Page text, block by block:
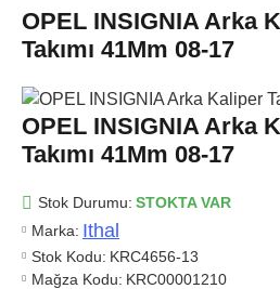
OPEL INSIGNIA Arka
Takımı 41Mm 08-17
OPEL INSIGNIA Arka
Takımı 41Mm 08-17
Stok Durumu: STOKTA VAR
Marka: Ithal
Stok Kodu: KRC4656-13
Mağza Kodu: KRC00001210